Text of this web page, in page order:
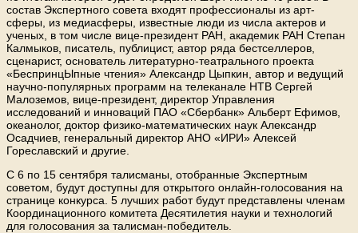
состав Экспертного совета входят профессионалы из арт-
сферы, из медиасферы, известные люди из числа актеров и
ученых, в том числе вице-президент РАН, академик РАН Степан
Калмыков, писатель, публицист, автор ряда бестселлеров,
сценарист, основатель литературно-театрального проекта
«БеспринцЫпные чтения» Александр Цыпкин, автор и ведущий
научно-популярных программ на телеканале НТВ Сергей
Малоземов, вице-президент, директор Управления
исследований и инноваций ПАО «Сбербанк» Альберт Ефимов,
океанолог, доктор физико-математических наук Александр
Осадчиев, генеральный директор АНО «ИРИ» Алексей
Гореславский и другие.
С 6 по 15 сентября талисманы, отобранные Экспертным
советом, будут доступны для открытого онлайн-голосования на
странице конкурса. 5 лучших работ будут представлены членам
Координационного комитета Десятилетия науки и технологий
для голосования за талисман-победитель.